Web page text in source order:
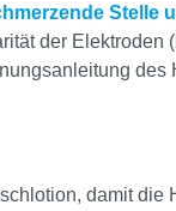
Stelle
der Elektroden
damit die